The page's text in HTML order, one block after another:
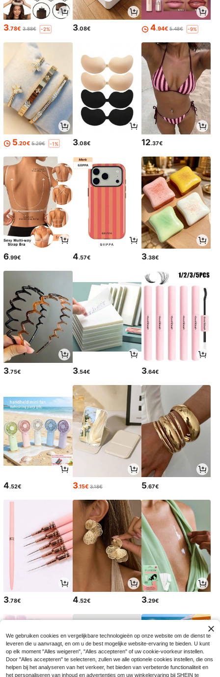
3.78€ 3.88€ -2% 3.08€ 4.94€ 5.48€ -9%
5.20€ 5.29€ -1% 3.08€ 12.37€
6.99€ 4.57€ 3.38€
3.75€ 3.54€ 3.64€
4.52€ 3.15€ 3.18€ 5.67€
3.78€ 4.52€ 3.29€
We gebruiken cookies en vergelijkbare technologieën op onze website om de dienst te
leveren die u aanvraagt, en om u de best mogelijke website-ervaring te bieden. U kunt
op elk moment "Alles weigeren", "Alles accepteren" of uw cookie-voorkeur instellen.
Door "Alles accepteren" te selecteren, zullen we alle optionele cookies instellen, die ons
helpen bij het analyseren van het verkeer, het bieden van verbeterde functionaliteit en
het personaliseren van inhoud en advertenties om uw winkelervaring bij SHEIN te